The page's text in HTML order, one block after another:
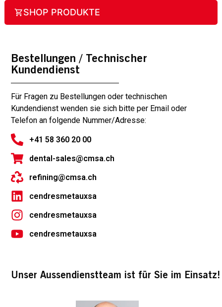
SHOP PRODUKTE
Bestellungen / Technischer
Kundendienst
Für Fragen zu Bestellungen oder technischen
Kundendienst wenden sie sich bitte per Email oder
Telefon an folgende Nummer/Adresse:
+41 58 360 20 00
dental-sales@cmsa.ch
refining@cmsa.ch
cendresmetauxsa
cendresmetauxsa
cendresmetauxsa
Unser Aussendienstteam ist für Sie im Einsatz!